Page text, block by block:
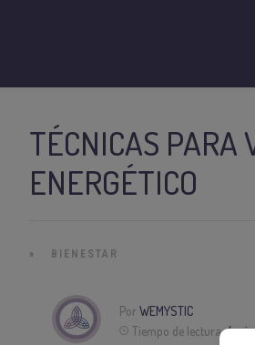
TÉCNICAS PARA
ENERGÉTICO
» BIENESTAR
Por WEMYSTIC
Tiempo de lectura:4 min